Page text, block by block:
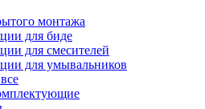
монтажа
для биде
для смесителей
для умывальников